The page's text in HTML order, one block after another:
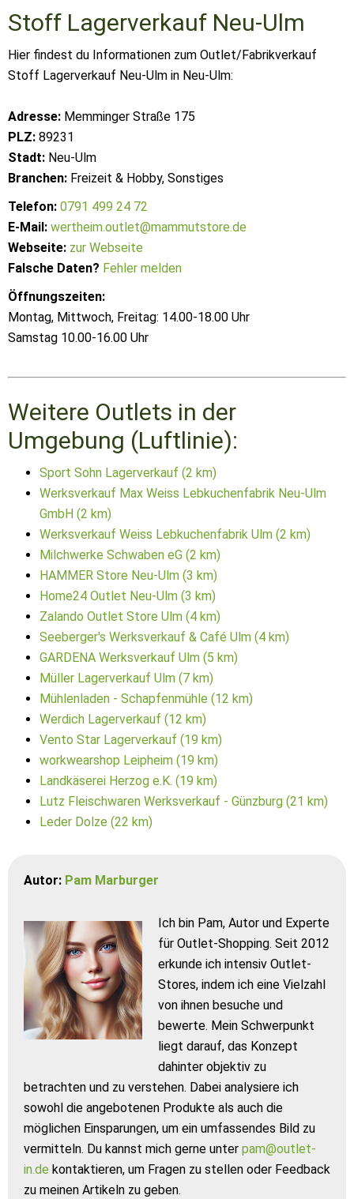
Stoff Lagerverkauf Neu-Ulm
Hier findest du Informationen zum Outlet/Fabrikverkauf
Stoff Lagerverkauf Neu-Ulm in Neu-Ulm:
Adresse: Memminger Straße 175
PLZ: 89231
Stadt: Neu-Ulm
Branchen: Freizeit & Hobby, Sonstiges
Telefon: 0791 499 24 72
E-Mail: wertheim.outlet@mammutstore.de
Webseite: zur Webseite
Falsche Daten? Fehler melden
Öffnungszeiten:
Montag, Mittwoch, Freitag: 14.00-18.00 Uhr
Samstag 10.00-16.00 Uhr
Weitere Outlets in der
Umgebung (Luftlinie):
Sport Sohn Lagerverkauf (2 km)
Werksverkauf Max Weiss Lebkuchenfabrik Neu-Ulm
GmbH (2 km)
Werksverkauf Weiss Lebkuchenfabrik Ulm (2 km)
Milchwerke Schwaben eG (2 km)
HAMMER Store Neu-Ulm (3 km)
Home24 Outlet Neu-Ulm (3 km)
Zalando Outlet Store Ulm (4 km)
Seeberger's Werksverkauf & Café Ulm (4 km)
GARDENA Werksverkauf Ulm (5 km)
Müller Lagerverkauf Ulm (7 km)
Mühlenladen - Schapfenmühle (12 km)
Werdich Lagerverkauf (12 km)
Vento Star Lagerverkauf (19 km)
workwearshop Leipheim (19 km)
Landkäserei Herzog e.K. (19 km)
Lutz Fleischwaren Werksverkauf - Günzburg (21 km)
Leder Dolze (22 km)
Autor: Pam Marburger
Ich bin Pam, Autor und Experte
für Outlet-Shopping. Seit 2012
erkunde ich intensiv Outlet-
Stores, indem ich eine Vielzahl
von ihnen besuche und
bewerte. Mein Schwerpunkt
liegt darauf, das Konzept
dahinter objektiv zu
betrachten und zu verstehen. Dabei analysiere ich
sowohl die angebotenen Produkte als auch die
möglichen Einsparungen, um ein umfassendes Bild zu
vermitteln. Du kannst mich gerne unter pam@outlet-
in.de kontaktieren, um Fragen zu stellen oder Feedback
zu meinen Artikeln zu geben.